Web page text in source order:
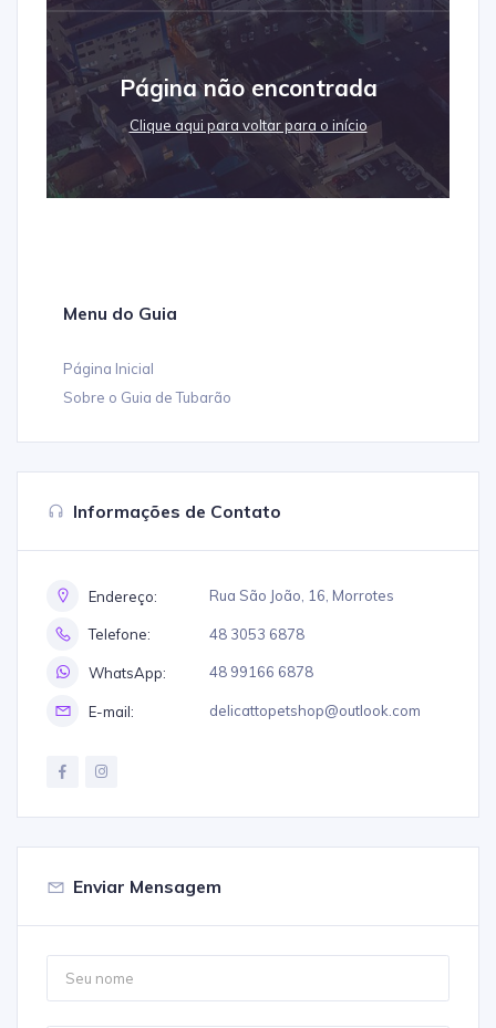
Informações de Contato
Endereço: Rua São João, 16, Morrotes
Telefone: 48 3053 6878
WhatsApp: 48 99166 6878
E-mail: delicattopetshop@outlook.com
Enviar Mensagem